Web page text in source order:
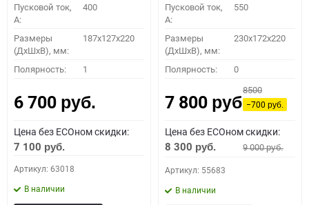
Пусковой ток,
A:
400
Размеры
(ДхШхВ), мм:
187x127x220
Полярность: 1
6 700 руб.
Цена без ECOном скидки:
7 100 руб.
Артикул: 63018
В наличии
Пусковой ток,
A:
550
Размеры
(ДхШхВ), мм:
230x172x220
Полярность: 0
7 800 руб.
8500
−700руб.
Цена без ECOном скидки:
8 300 руб. 9 000руб.
Артикул: 55683
В наличии